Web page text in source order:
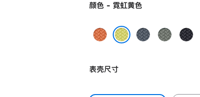
颜色 - 霓虹黄色
姜
色
铁
灰
午
表壳尺寸